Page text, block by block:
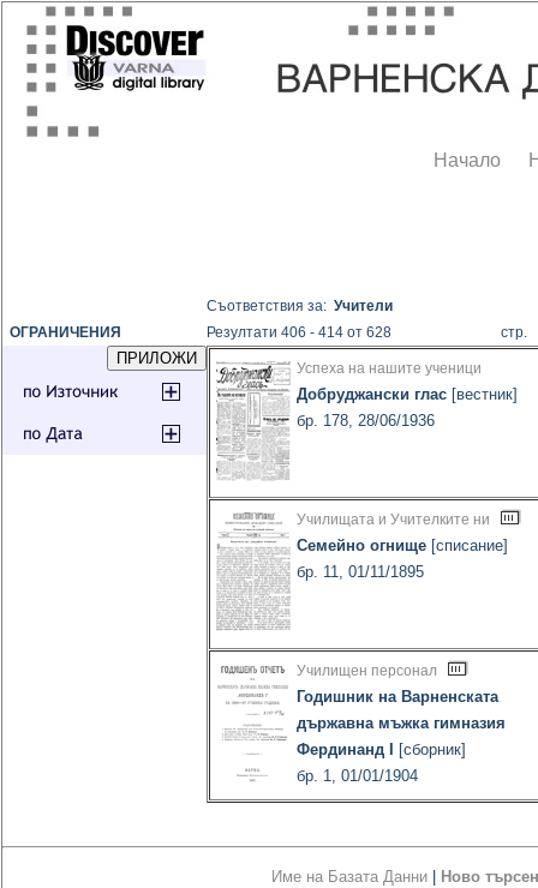
Начало
ОГРАНИЧЕНИЯ
Съответствия за:Учители
Резултати 406 - 414 от 628
Успеха на нашите ученици
Добруджански глас [вестник]
бр. 178, 28/06/1936
Училищата и Учителките ни
Семейно огнище [списание]
бр. 11, 01/11/1895
Училищен персонал
Годишник на Варненската
държавна мъжка гимназия
Фердинанд I
[сборник]
бр. 1, 01/01/1904
Име на Базата Данни Ново